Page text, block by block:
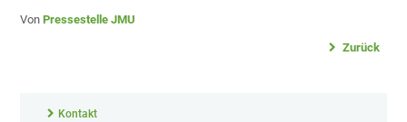
VonPressestelle JMU
Zurück
Kontakt